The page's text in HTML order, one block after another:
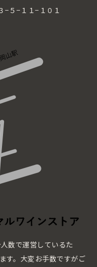
−５−１１−１０１
数で運営しているた
す。大変お手数ですがご